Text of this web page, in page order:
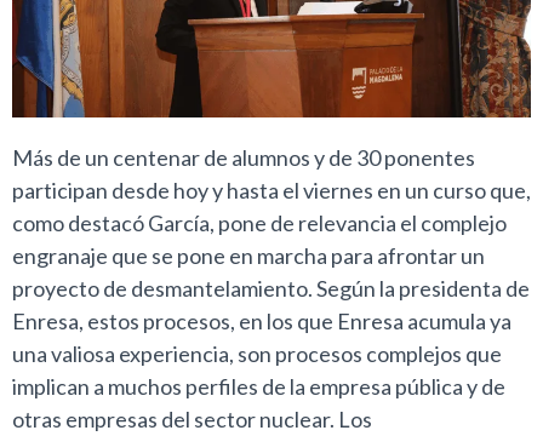
Más de un centenar de alumnos y de 30 ponentes
participan desde hoy y hasta el viernes en un curso que,
como destacó García, pone de relevancia el complejo
engranaje que se pone en marcha para afrontar un
proyecto de desmantelamiento. Según la presidenta de
Enresa, estos procesos, en los que Enresa acumula ya
una valiosa experiencia, son procesos complejos que
implican a muchos perfiles de la empresa pública y de
otras empresas del sector nuclear. Los